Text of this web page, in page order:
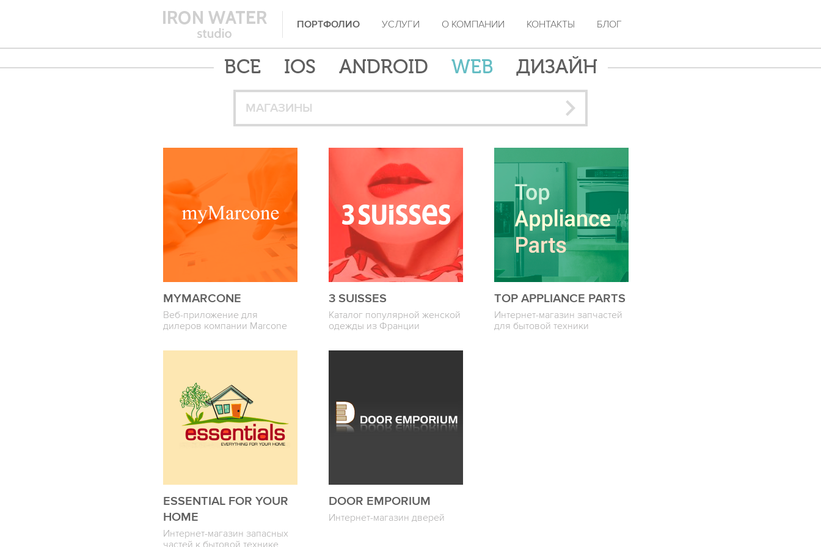
ПОРТФОЛИО УСЛУГИ О КОМПАНИИ КОНТАКТЫ БЛОГ
ВСЕ IOS ANDROID WEB ДИЗАЙН
МАГАЗИНЫ
MYMARCONE
Веб-приложение для
дилеров компании Marcone
3 SUISSES
Каталог популярной женской
одежды из Франции
TOP APPLIANCE PARTS
Интернет-магазин запчастей
для бытовой техники
ESSENTIAL FOR YOUR
HOME
Интернет-магазин запасных
частей к бытовой технике
DOOR EMPORIUM
Интернет-магазин дверей